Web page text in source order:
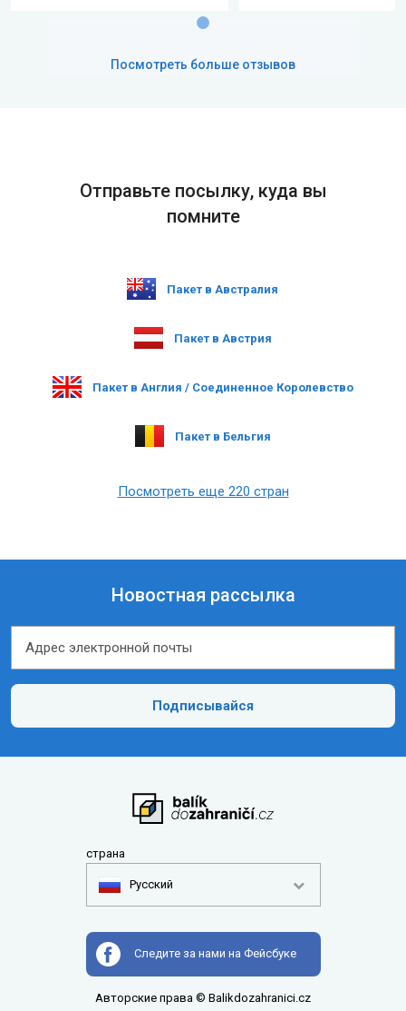
Посмотреть больше отзывов
Отправьте посылку, куда вы
помните
Пакет в Австралия
Пакет в Австрия
Пакет в Англия / Соединенное Королевство
Пакет в Бельгия
Посмотреть еще 220 стран
Новостная рассылка
Адрес электронной почты
Подписывайся
страна
Pусский
Следите за нами на Фейсбуке
Авторские права © Balikdozahranici.cz